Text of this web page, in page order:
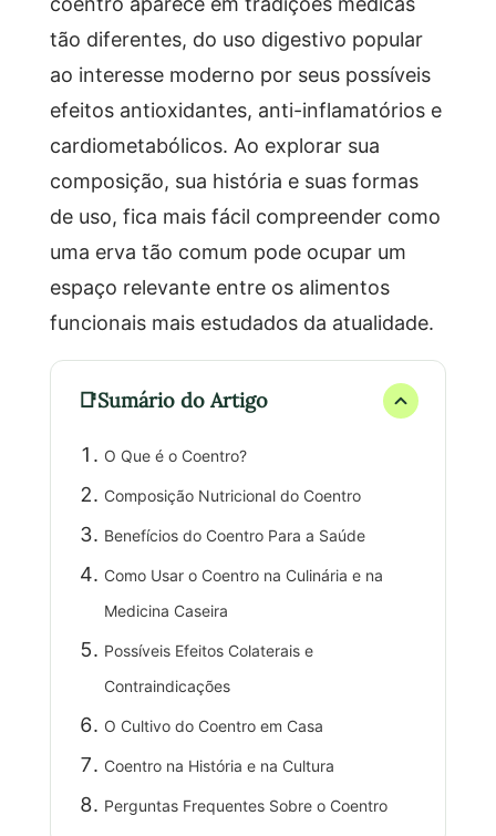
tão diferentes, do uso digestivo popular
ao interesse moderno por seus possíveis
efeitos antioxidantes, anti-inflamatórios e
cardiometabólicos. Ao explorar sua
composição, sua história e suas formas
de uso, fica mais fácil compreender como
uma erva tão comum pode ocupar um
espaço relevante entre os alimentos
funcionais mais estudados da atualidade.
Sumário do Artigo
O Que é o Coentro?
Composição Nutricional do Coentro
Benefícios do Coentro Para a Saúde
Como Usar o Coentro na Culinária e na
Medicina Caseira
Possíveis Efeitos Colaterais e
Contraindicações
O Cultivo do Coentro em Casa
Coentro na História e na Cultura
Perguntas Frequentes Sobre o Coentro